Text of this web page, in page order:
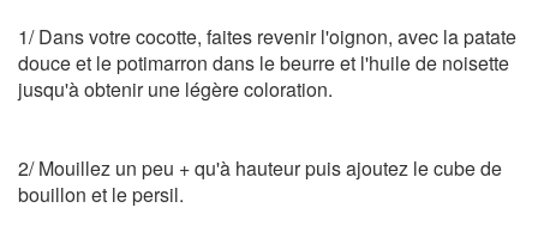
1/ Dans votre cocotte, faites revenir l'oignon, avec la patate
douce et le potimarron dans le beurre et l'huile de noisette
jusqu'à obtenir une légère coloration.
2/ Mouillez un peu + qu'à hauteur puis ajoutez le cube de
bouillon et le persil.